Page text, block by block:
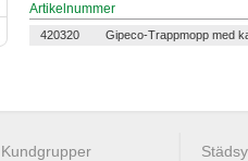
Artikelnummer
420320 Gipeco-Trappmopp med
Kundgrupper